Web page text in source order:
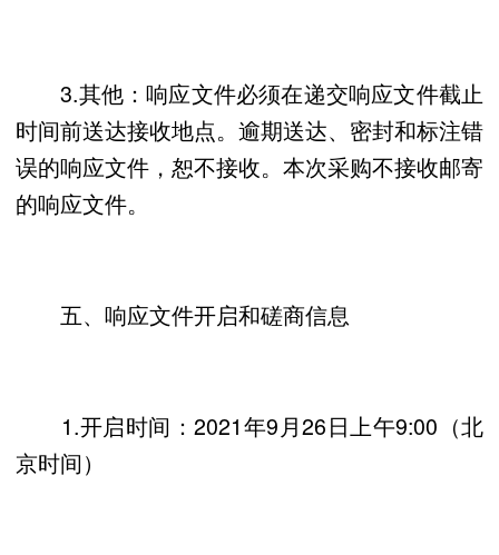
3.其他：响应文件必须在递交响应文件截止
时间前送达接收地点。逾期送达、密封和标注错
误的响应文件，恕不接收。本次采购不接收邮寄
的响应文件。
五、响应文件开启和磋商信息
1.开启时间：2021年9月26日上午9:00（北
京时间）